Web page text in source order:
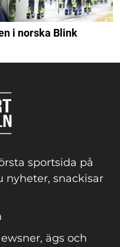
i norska Blink
sportsida på
nyheter, snackisar
ägs och